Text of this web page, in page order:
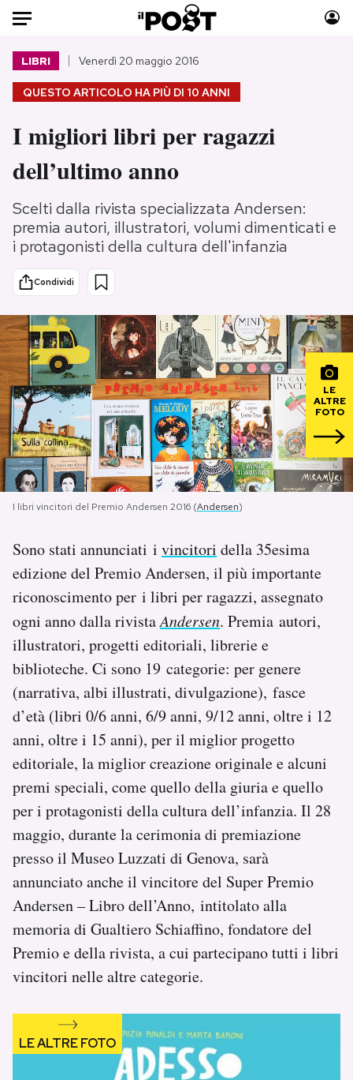
Auto
HOME
Italia
Politica
Tecnologia
Internet
Scienza
Cultura
Economia
Sport
Moda
Storie/Idee
Ok Boomer!
Media
Mondiali calcio 2026
PODCAST
NEWSLETTER
I MIEI PREFERITI
CALENDARIO
AREA PERSONALE
Area Personale
Newsletter
Notifiche mobile
Regala il Post
Hai bisogno di aiuto?
QUESTO ARTICOLO HA PIÙ DI 10 ANNI
LIBRI Venerdì 20 maggio 2016
I migliori libri per ragazzi
dell’ultimo anno
Scelti dalla rivista specializzata Andersen:
premia autori, illustratori, volumi dimenticati e
i protagonisti della cultura dell'infanzia
Condividi
LE
ALTRE
FOTO
I libri vincitori del Premio Andersen 2016 (Andersen)
Sono stati annunciati i vincitori della 35esima
edizione del Premio Andersen, il più importante
riconoscimento per i libri per ragazzi, assegnato
ogni anno dalla rivistaAndersen. Premia autori,
illustratori, progetti editoriali, librerie e
biblioteche. Ci sono 19 categorie: per genere
(narrativa, albi illustrati, divulgazione), fasce
d’età (libri 0/6 anni, 6/9 anni, 9/12 anni, oltre i 12
anni, oltre i 15 anni), per il miglior progetto
editoriale, la miglior creazione originale e alcuni
premi speciali, come quello della giuria e quello
per i protagonisti della cultura dell’infanzia. Il 28
maggio, durante la cerimonia di premiazione
presso il Museo Luzzati di Genova, sarà
annunciato anche il vincitore del Super Premio
Andersen – Libro dell’Anno, intitolato alla
memoria di Gualtiero Schiaffino, fondatore del
Premio e della rivista, a cui partecipano tutti i libri
vincitori nelle altre categorie.